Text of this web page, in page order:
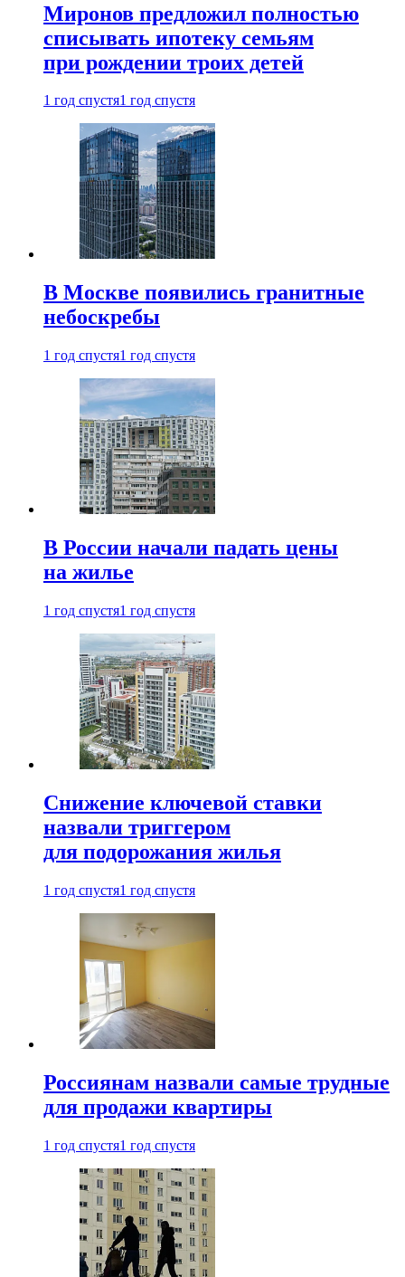
Миронов предложил полностью
списывать ипотеку семьям
при рождении троих детей
1 год спустя1 год спустя
В Москве появились гранитные
небоскребы
1 год спустя1 год спустя
В России начали падать цены
на жилье
1 год спустя1 год спустя
Снижение ключевой ставки
назвали триггером
для подорожания жилья
1 год спустя1 год спустя
Россиянам назвали самые трудные
для продажи квартиры
1 год спустя1 год спустя